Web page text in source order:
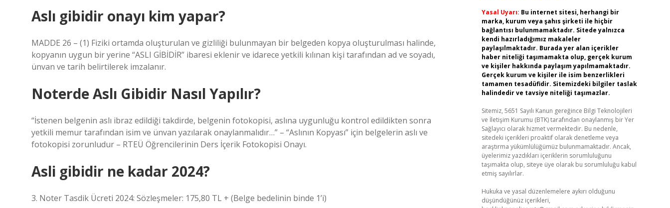
Aslı gibidir onayı kim yapar?
MADDE 26 – (1) Fiziki ortamda oluşturulan ve gizliliği bulunmayan bir belgeden kopya oluşturulması halinde,
kopyanın uygun bir yerine “ASLI GİBİDİR” ibaresi eklenir ve idarece yetkili kılınan kişi tarafından ad ve soyadı,
ünvan ve tarih belirtilerek imzalanır.
Noterde Aslı Gibidir Nasıl Yapılır?
“İstenen belgenin aslı ibraz edildiği takdirde, belgenin fotokopisi, aslına uygunluğu kontrol edildikten sonra
yetkili memur tarafından isim ve ünvan yazılarak onaylanmalıdır…” – “Aslının Kopyası” için belgelerin aslı ve
fotokopisi zorunludur – RTEÜ Öğrencilerinin Ders İçerik Fotokopisi Onayı.
Asli gibidir ne kadar 2024?
3. Noter Tasdik Ücreti 2024: Sözleşmeler: 175,80 TL + (Belge bedelinin binde 1’i)
Yasal Uyarı: Bu internet sitesi, herhangi bir
marka, kurum veya şahıs şirketi ile hiçbir
bağlantısı bulunmamaktadır. Sitede yalnızca
kendi hazırladığımız makaleler
paylaşılmaktadır. Burada yer alan içerikler
haber niteliği taşımamakta olup, gerçek kurum
ve kişiler hakkında paylaşım yapılmamaktadır.
Gerçek kurum ve kişiler ile isim benzerlikleri
tamamen tesadüfidir. Sitemizdeki bilgiler taslak
halindedir ve tavsiye niteliği taşımazlar.
Sitemiz, 5651 Sayılı Kanun gereğince Bilgi Teknolojileri
ve İletişim Kurumu (BTK) tarafından onaylanmış bir Yer
Sağlayıcı olarak hizmet vermektedir. Bu nedenle,
sitedeki içerikleri proaktif olarak denetleme veya
araştırma yükümlülüğümüz bulunmamaktadır. Ancak,
üyelerimiz yazdıkları içeriklerin sorumluluğunu
taşımakta olup, siteye üye olarak bu sorumluluğu kabul
etmiş sayılırlar.
Hukuka ve yasal düzenlemelere aykırı olduğunu
düşündüğünüz içerikleri,